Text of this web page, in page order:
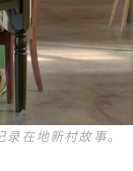
在地新村故事。